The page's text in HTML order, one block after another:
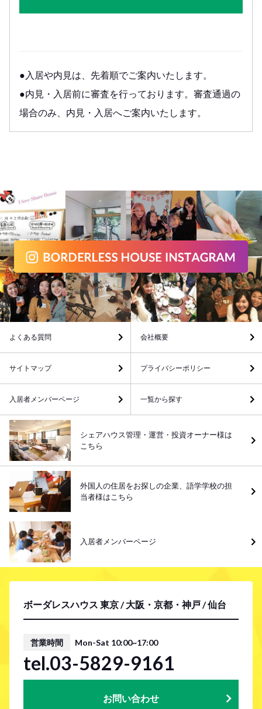
●入居や内見は、先着順でご案内いたします。
●内見・入居前に審査を行っております。審査通過の
場合のみ、内見・入居へご案内いたします。
ボーダレスハウス 東京 / 大阪・京都・神戸 / 仙台
営業時間 Mon-Sat 10:00~17:00
tel.03-5829-9161
お問い合わせ
よくある質問 会社概要
サイトマップ プライバシーポリシー
入居者メンバーページ 一覧から探す
シェアハウス管理・運営・投資オーナー様は
こちら
外国人の住居をお探しの企業、語学学校の担
当者様はこちら
入居者メンバーページ